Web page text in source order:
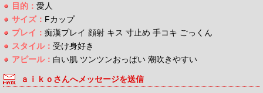
目的： 愛人
サイズ： Fカップ
プレイ： 痴漢プレイ 顔射 キス 寸止め 手コキ ごっくん
スタイル： 受け身好き
アピール： 白い肌 ツンツンおっぱい 潮吹きやすい
ａｉｋｏさんへメッセージを送信